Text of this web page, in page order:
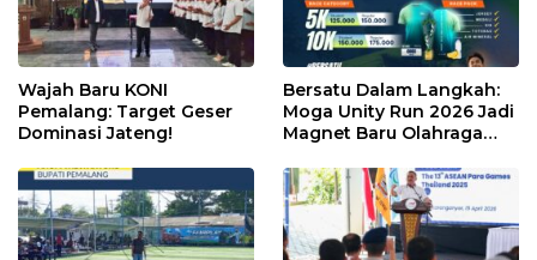
Wajah Baru KONI
Pemalang: Target Geser
Dominasi Jateng!
Bersatu Dalam Langkah:
Moga Unity Run 2026 Jadi
Magnet Baru Olahraga